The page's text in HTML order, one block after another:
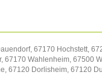
67170 Hochstett,
Wahlenheim, 67500
67120 Dorlisheim, 67120